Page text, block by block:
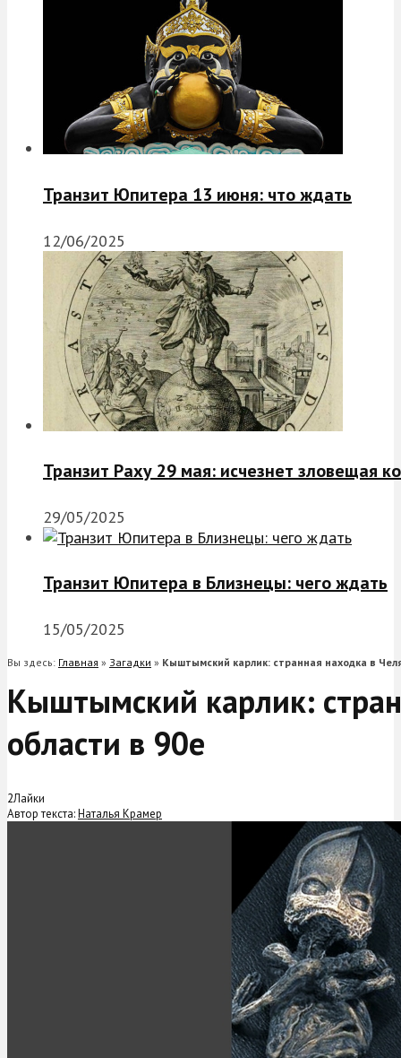
Транзит Юпитера 13 июня: что ждать
12/06/2025
Транзит Раху 29 мая: исчезнет зловещая
29/05/2025
Транзит Юпитера в Близнецы: чего ждать
15/05/2025
Вы здесь: Главная » Загадки » Кыштымский карлик: странная находка в
Кыштымский карлик:
области в 90е
2Лайки
Автор текста:Наталья Крамер